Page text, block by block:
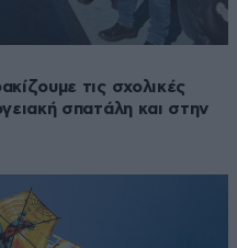
τις σχολικές
σπατάλη και στην